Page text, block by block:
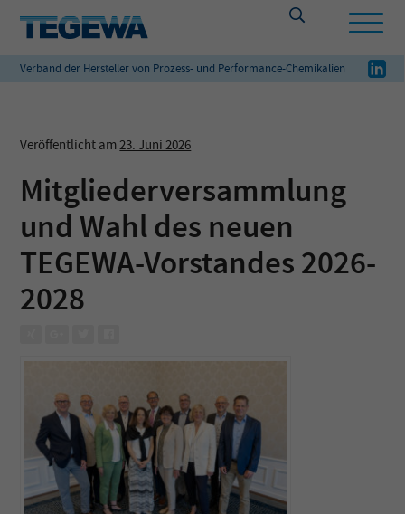
Verband der Hersteller von Prozess- und Performance-Chemikalien
Veröffentlicht am23. Juni 2026
Mitgliederversammlung
und Wahl des neuen
TEGEWA-Vorstandes 2026-
2028